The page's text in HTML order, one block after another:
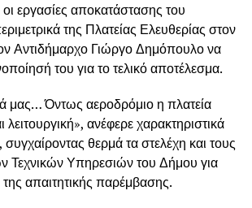
εργασίες αποκατάστασης του
της Πλατείας Ελευθερίας στον
Αντιδήμαρχο Γιώργο Δημόπουλο να
του για το τελικό αποτέλεσμα.
μας… Όντως αεροδρόμιο η πλατεία
ανέφερε χαρακτηριστικά
θερμά τα στελέχη και τους
Τεχνικών Υπηρεσιών του Δήμου για
απαιτητικής παρέμβασης.